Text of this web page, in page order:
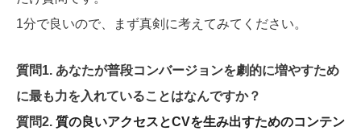
1分で良いので、まず真剣に考えてみてください。
質問1. あなたが普段コンバージョンを劇的に増やすため
に最も力を入れていることはなんですか？
質問2. 質の良いアクセスとCVを生み出すためのコンテン